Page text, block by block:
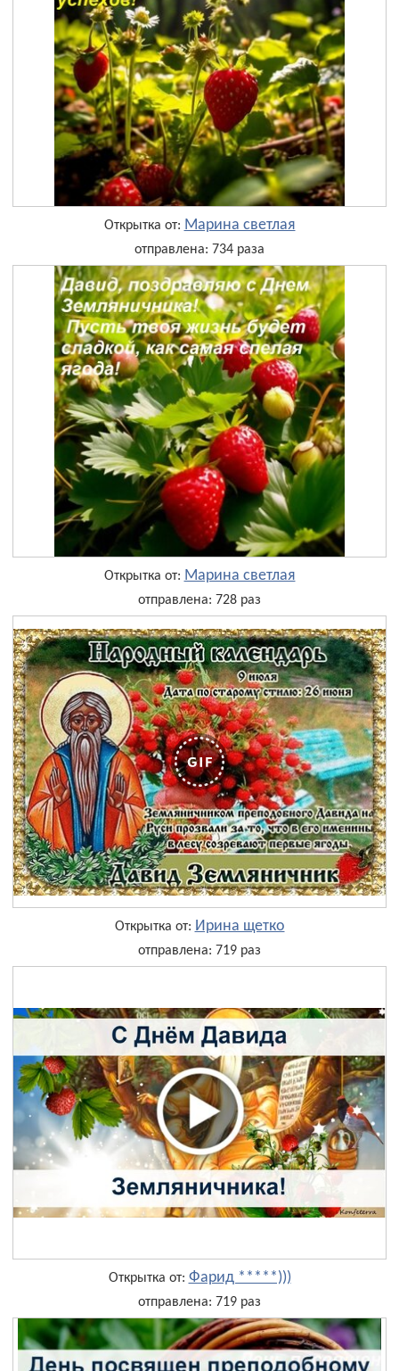
Открытка от: Марина светлая
отправлена: 734 раза
Открытка от: Марина светлая
отправлена: 728 раз
Открытка от: Ирина щетко
отправлена: 719 раз
Открытка от: Фарид *****)))
отправлена: 719 раз